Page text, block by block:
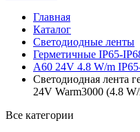
Главная
Каталог
Светодиодные ленты
Герметичные IP65-
A60 24V 4.8 W/m
Светодиодная лента
24V Warm3000 (4.8
Все категории